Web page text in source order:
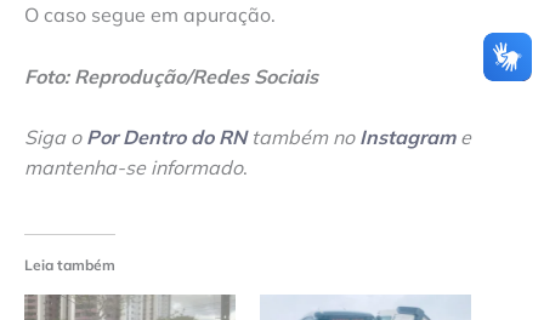
O caso segue em apuração.
Foto: Reprodução/Redes Sociais
Siga o Por Dentro do RNtambém no Instagrame
mantenha-se informado.
Leia também